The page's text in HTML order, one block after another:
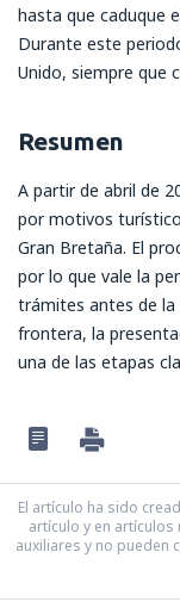
hasta que caduque
Durante este
Unido, siempre que
Resumen
A partir de abril de
por motivos
Gran Bretaña. El
por lo que vale la
trámites antes de la
frontera, la
una de las etapas
El artículo ha sido
artículo y en
auxiliares y no pueden